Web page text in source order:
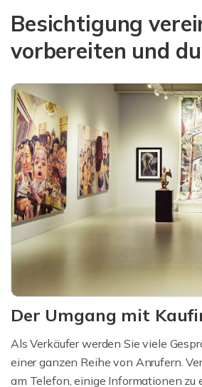
Besichtigung
vorbereiten und
Der Umgang mit
Als Verkäufer werden Sie viele
einer ganzen Reihe von Anrufern.
am Telefon, einige Informationen zu